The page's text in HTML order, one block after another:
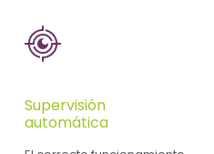
oro
Supervisión
automática